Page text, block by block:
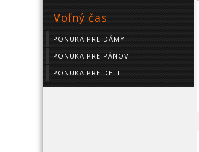
Voľný čas
PONUKA PRE DÁMY
PONUKA PRE PÁNOV
PONUKA PRE DETI